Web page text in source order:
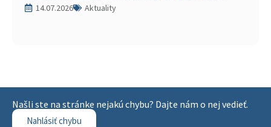
14.07.2026 Aktuality
Našli ste na stránke nejakú chybu? Dajte nám o nej vedieť.
Nahlásiť chybu